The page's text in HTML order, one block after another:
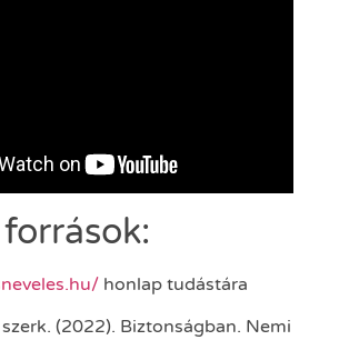
honlap tudástára
szerk. (2022). Biztonságban. Nemi